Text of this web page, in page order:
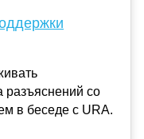
разъяснений со
в беседе с URA.